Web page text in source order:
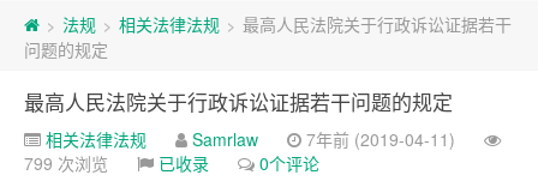
> 法规 > 相关法律法规 > 最高人民法院关于行政诉讼证据若干
问题的规定
最高人民法院关于行政诉讼证据若干问题的规定
相关法律法规 Samrlaw
7年前 (2019-04-11)
799 次浏览
已收录 0个评论